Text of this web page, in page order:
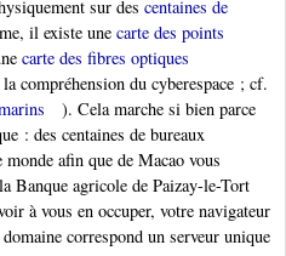
sur des centaines de
il existe une carte des points
carte des fibres optiques
compréhension du cyberespace ; cf.
). Cela marche si bien parce
: des centaines de bureaux
afin que de Macao vous
Banque agricole de Paizay-le-Tort
à vous en occuper, votre navigateur
correspond un serveur unique